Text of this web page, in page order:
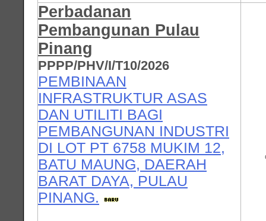
Perbadanan
Pembangunan Pulau
Pinang
PPPP/PHV/I/T10/2026
PEMBINAAN
INFRASTRUKTUR ASAS
DAN UTILITI BAGI
PEMBANGUNAN INDUSTRI
DI LOT PT 6758 MUKIM 12,
BATU MAUNG, DAERAH
BARAT DAYA, PULAU
PINANG.